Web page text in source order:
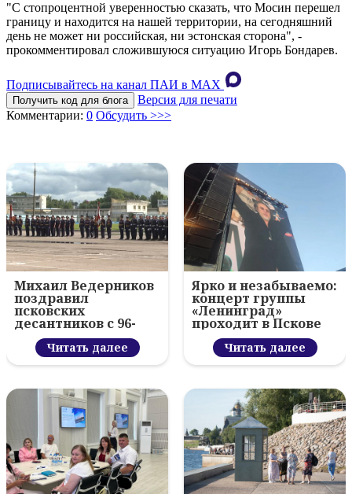
"С стопроцентной уверенностью сказать, что Мосин перешел
границу и находится на нашей территории, на сегодняшний
день не может ни российская, ни эстонская сторона", -
прокомментировал сложившуюся ситуацию Игорь Бондарев.
Подписывайтесь на канал ПАИ в MAХ
Получить код для блога
Версия для печати
Комментарии: 0 Обсудить >>>
Михаил Ведерников
поздравил
псковских
десантников с 96-
летием ВДВ и
вручил награды
Читать далее
Ярко и незабываемо:
концерт группы
«Ленинград»
проходит в Пскове
Читать далее